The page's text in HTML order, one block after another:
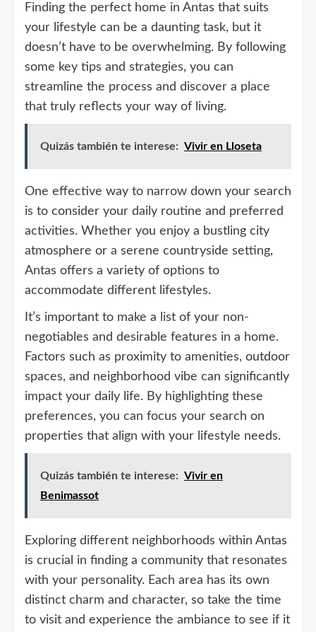
Finding the perfect home in Antas that suits
your lifestyle can be a daunting task, but it
doesn’t have to be overwhelming. By following
some key tips and strategies, you can
streamline the process and discover a place
that truly reflects your way of living.
Quizás también te interese: Vivir en Lloseta
One effective way to narrow down your search
is to consider your daily routine and preferred
activities. Whether you enjoy a bustling city
atmosphere or a serene countryside setting,
Antas offers a variety of options to
accommodate different lifestyles.
It’s important to make a list of your non-
negotiables and desirable features in a home.
Factors such as proximity to amenities, outdoor
spaces, and neighborhood vibe can significantly
impact your daily life. By highlighting these
preferences, you can focus your search on
properties that align with your lifestyle needs.
Quizás también te interese: Vivir en
Benimassot
Exploring different neighborhoods within Antas
is crucial in finding a community that resonates
with your personality. Each area has its own
distinct charm and character, so take the time
to visit and experience the ambiance to see if it